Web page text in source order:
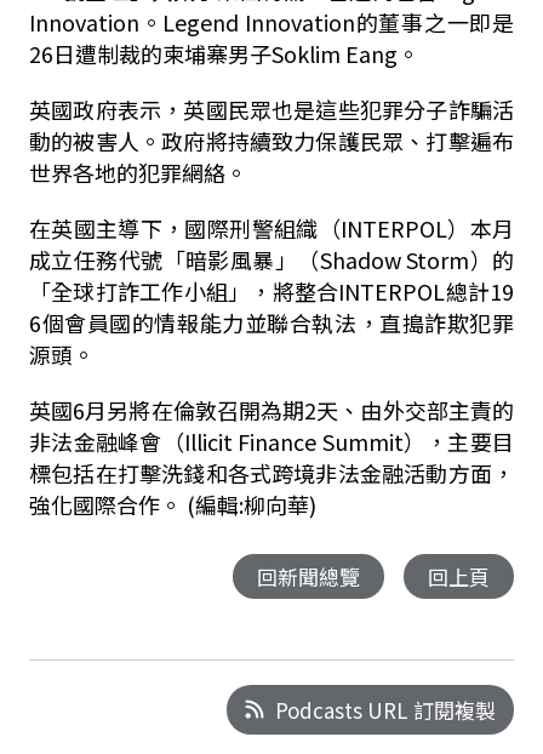
Innovation。Legend Innovation的董事之一即是
26日遭制裁的柬埔寨男子Soklim Eang。
英國政府表示，英國民眾也是這些犯罪分子詐騙活
動的被害人。政府將持續致力保護民眾、打擊遍布
世界各地的犯罪網絡。
在英國主導下，國際刑警組織（INTERPOL）本月
成立任務代號「暗影風暴」（Shadow Storm）的
「全球打詐工作小組」，將整合INTERPOL總計19
6個會員國的情報能力並聯合執法，直搗詐欺犯罪
源頭。
英國6月另將在倫敦召開為期2天、由外交部主責的
非法金融峰會（Illicit Finance Summit），主要目
標包括在打擊洗錢和各式跨境非法金融活動方面，
強化國際合作。 (編輯:柳向華)
回新聞總覽 回上頁
Podcasts URL 訂閱複製